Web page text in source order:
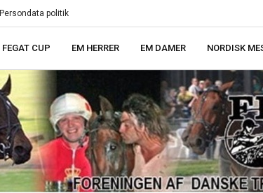
Persondata politik
FEGAT CUP EM HERRER EM DAMER NORDISK